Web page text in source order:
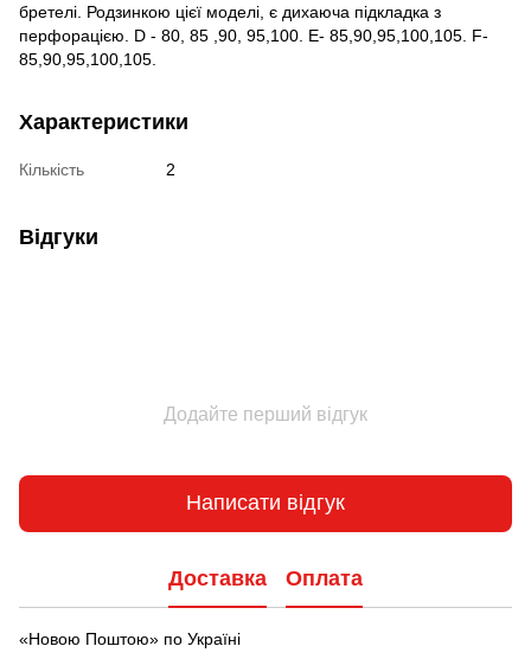
бретелі. Родзинкою цієї моделі, є дихаюча підкладка з
перфорацією. D - 80, 85 ,90, 95,100. E- 85,90,95,100,105. F-
85,90,95,100,105.
Характеристики
Кількість 2
Відгуки
Додайте перший відгук
Написати відгук
Доставка Оплата
«Новою Поштою» по Україні